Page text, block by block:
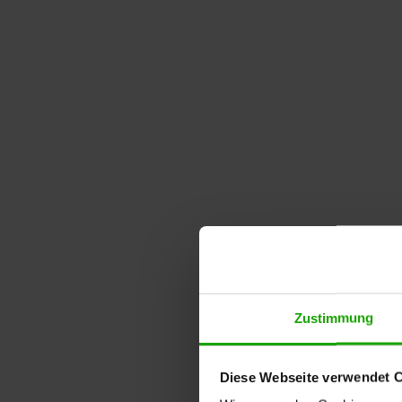
Zustimmung
Diese Webseite verwendet